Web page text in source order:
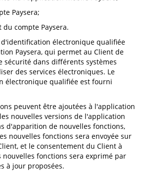
Paysera;
compte Paysera.
électronique qualifiée
Paysera, qui permet au Client de
sécurité dans différents systèmes
des services électroniques. Le
électronique qualifiée est fourni
peuvent être ajoutées à l'application
nouvelles versions de l'application
d'apparition de nouvelles fonctions,
nouvelles fonctions sera envoyée sur
et le consentement du Client à
fonctions sera exprimé par
à jour proposées.